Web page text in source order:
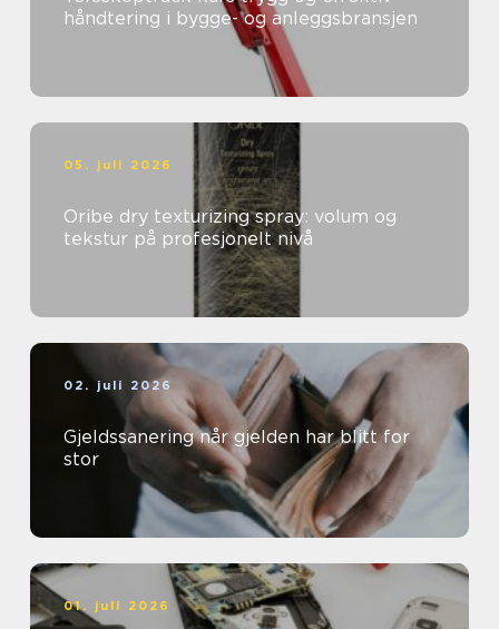
håndtering i bygge- og anleggsbransjen
05. juli 2026
Oribe dry texturizing spray: volum og
tekstur på profesjonelt nivå
02. juli 2026
Gjeldssanering når gjelden har blitt for
stor
01. juli 2026